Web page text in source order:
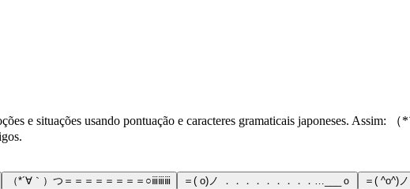
e situações usando pontuação e caracteres gramaticais japoneses.
（*´∀｀）つ＝＝＝＝＝＝＝＝○ⅲⅲⅲ ＝( o)ノ ．．．．．．．．．…___ｏ
＝( ^o^)